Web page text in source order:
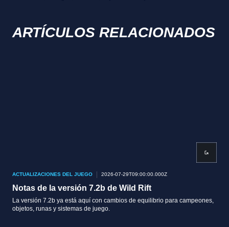
ARTÍCULOS RELACIONADOS
ACTUALIZACIONES DEL JUEGO 2026-07-29T09:00:00.000Z
Notas de la versión 7.2b de Wild Rift
La versión 7.2b ya está aquí con cambios de equilibrio para campeones,
objetos, runas y sistemas de juego.